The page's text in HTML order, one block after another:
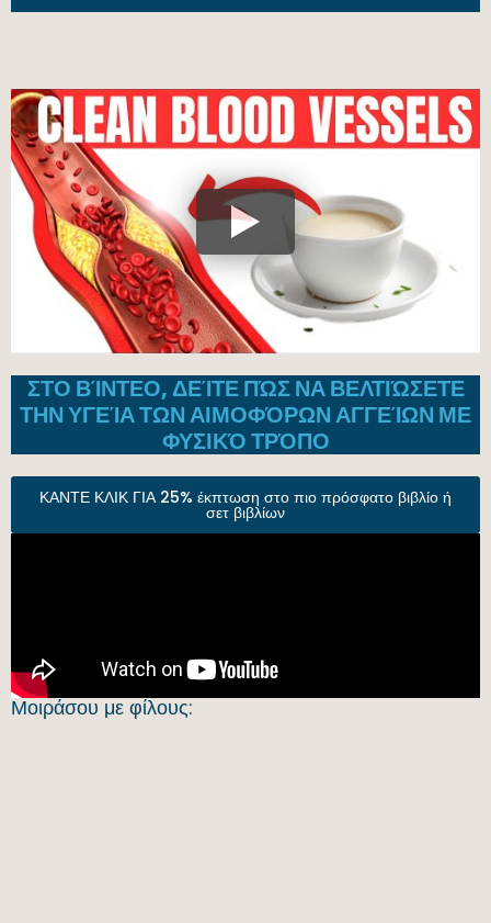
ΣΤΟ ΒΊΝΤΕΟ, ΔΕΊΤΕ ΠΏΣ ΝΑ ΒΕΛΤΙΏΣΕΤΕ
ΤΗΝ ΥΓΕΊΑ ΤΩΝ ΑΙΜΟΦΌΡΩΝ ΑΓΓΕΊΩΝ ΜΕ
ΦΥΣΙΚΌ ΤΡΌΠΟ
ΚΑΝΤΕ ΚΛΙΚ ΓΙΑ 25% έκπτωση στο πιο πρόσφατο βιβλίο ή
σετ βιβλίων
Μοιράσου με φίλους: